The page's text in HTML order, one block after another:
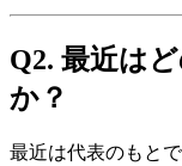
Q2. 最近は
か？
最近は代表のもと